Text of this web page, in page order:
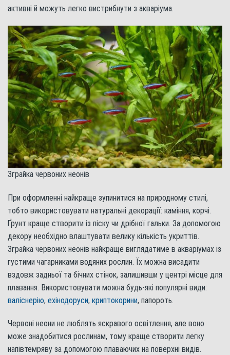
активні й можуть легко вистрибнути з акваріума.
Зграйка червоних неонів
При оформленні найкраще зупинитися на природному стилі,
тобто використовувати натуральні декорації: каміння, корчі.
Ґрунт краще створити із піску чи дрібної гальки. За допомогою
декору необхідно влаштувати велику кількість укриттів.
Зграйка червоних неонів найкраще виглядатиме в акваріумах із
густими чагарниками водяних рослин. Їх можна висадити
вздовж задньої та бічних стінок, залишивши у центрі місце для
плавання. Використовувати можна будь-які популярні види:
валіснерію, ехінодоруси, криптокорини, папороть.
Червоні неони не люблять яскравого освітлення, але воно
може знадобитися рослинам, тому краще створити легку
напівтемряву за допомогою плаваючих на поверхні видів.